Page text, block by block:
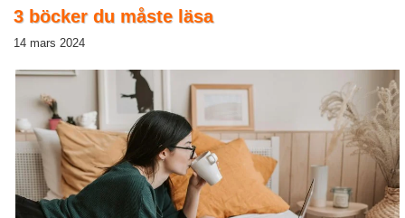
3 böcker du måste läsa
14 mars 2024